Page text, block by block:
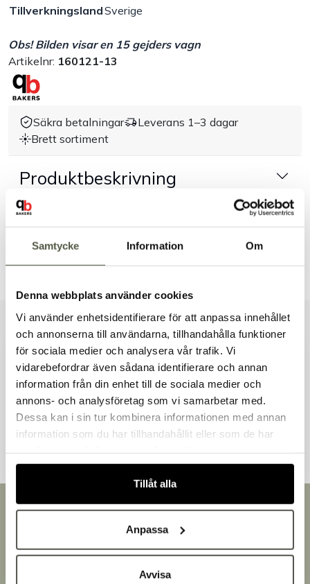
Samtycke Information Om
Denna webbplats använder cookies
Vi använder enhetsidentifierare för att anpassa innehållet
och annonserna till användarna, tillhandahålla funktioner
för sociala medier och analysera vår trafik. Vi
vidarebefordrar även sådana identifierare och annan
information från din enhet till de sociala medier och
annons- och analysföretag som vi samarbetar med.
Dessa kan i sin tur kombinera informationen med annan
information som du har tillhandahållit eller som de har
Tillåt alla
Anpassa
Avvisa
Om Bakers
Kundtjänst
Kontakt
TillverkningslandSverige
Obs! Bilden visar en 15 gejders vagn
Artikelnr: 160121-13
Säkra betalningar
Leverans 1–3 dagar
Brett sortiment
Produktbeskrivning
Dokument & produktblad
Tillbehör & kompatibla produkter
Liknande produkter
Andra kunder tittade även på
Snabb leverans
Leverans inom 3-5 arbetsdagar.
Över 30 000 produkter
Välkommen till Bakers!
Handlar du som företag eller privatperson?
Fortsätt som privatperson